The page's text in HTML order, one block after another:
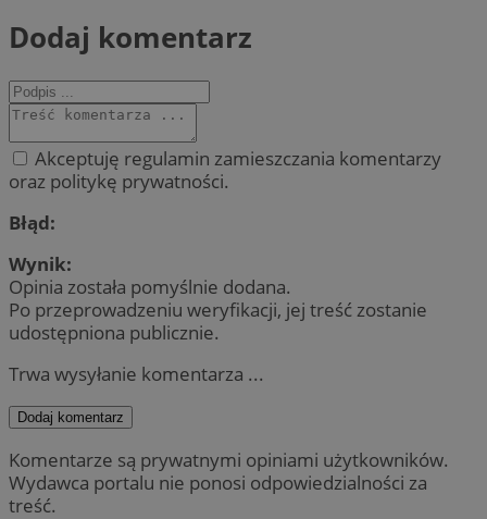
Dodaj komentarz
Akceptuję regulamin zamieszczania komentarzy
oraz politykę prywatności.
Błąd:
Wynik:
Opinia została pomyślnie dodana.
Po przeprowadzeniu weryfikacji, jej treść zostanie
udostępniona publicznie.
Trwa wysyłanie komentarza ...
Dodaj komentarz
Komentarze są prywatnymi opiniami użytkowników.
Wydawca portalu nie ponosi odpowiedzialności za
treść.